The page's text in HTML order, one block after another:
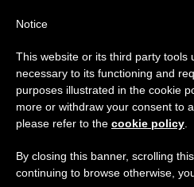
Aviso importante
Del 27 de julio al 7 de
anual, aprovechando que
se generan menos
Notice
This website or its third party tools
necessary to its functioning and
purposes illustrated in the cookie
more or withdraw your consent to
please refer to the cookie policy
By closing this banner, scrolling
continuing to browse otherwise,